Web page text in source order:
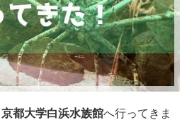
京都大学白浜水族館へ行ってきま